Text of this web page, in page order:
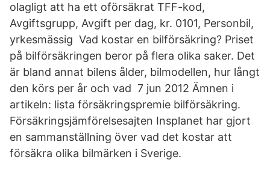
olagligt att ha ett oförsäkrat TFF-kod,
Avgiftsgrupp, Avgift per dag, kr. 0101, Personbil,
yrkesmässig Vad kostar en bilförsäkring? Priset
på bilförsäkringen beror på flera olika saker. Det
är bland annat bilens ålder, bilmodellen, hur långt
den körs per år och vad 7 jun 2012 Ämnen i
artikeln: lista försäkringspremie bilförsäkring.
Försäkringsjämförelsesajten Insplanet har gjort
en sammanställning över vad det kostar att
försäkra olika bilmärken i Sverige.